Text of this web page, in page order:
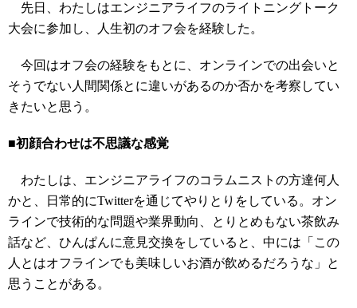
先日、わたしはエンジニアライフのライトニングトーク
大会に参加し、人生初のオフ会を経験した。
今回はオフ会の経験をもとに、オンラインでの出会いと
そうでない人間関係とに違いがあるのか否かを考察してい
きたいと思う。
■初顔合わせは不思議な感覚
わたしは、エンジニアライフのコラムニストの方達何人
かと、日常的にTwitterを通じてやりとりをしている。オン
ラインで技術的な問題や業界動向、とりとめもない茶飲み
話など、ひんぱんに意見交換をしていると、中には「この
人とはオフラインでも美味しいお酒が飲めるだろうな」と
思うことがある。